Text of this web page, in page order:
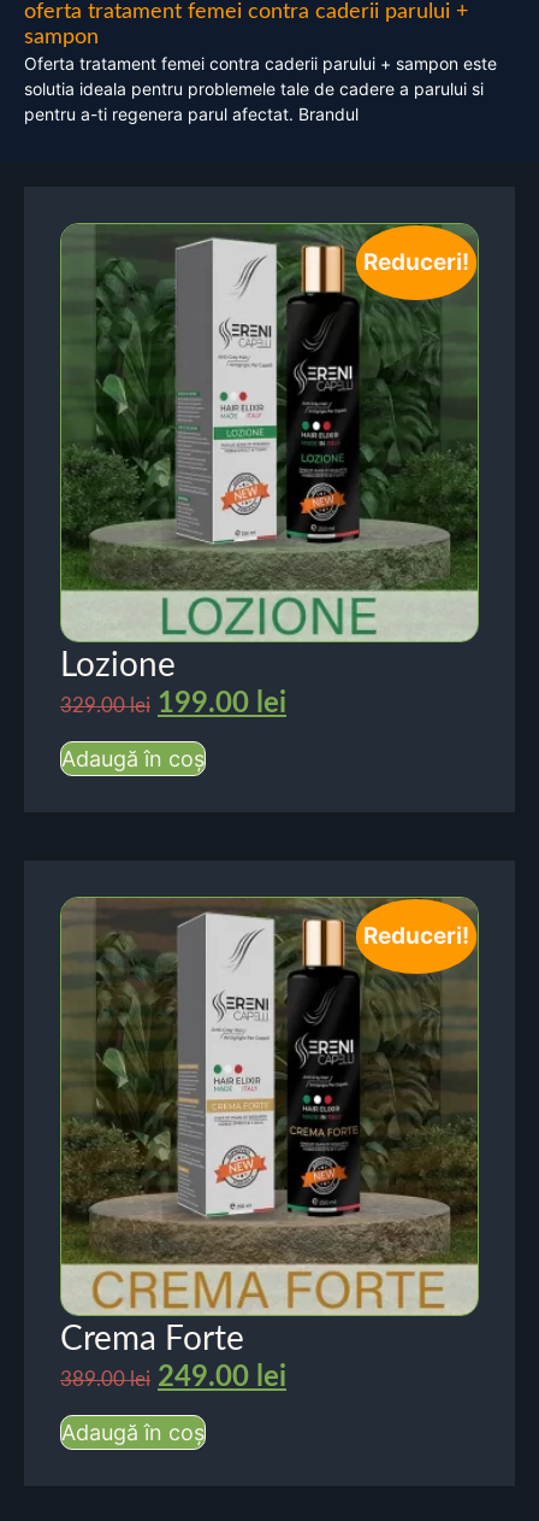
oferta tratament femei contra caderii parului +
sampon
Oferta tratament femei contra caderii parului + sampon este
solutia ideala pentru problemele tale de cadere a parului si
pentru a-ti regenera parul afectat. Brandul
Reduceri!
Lozione
329.00lei 199.00 lei
Adaugă în coș
Reduceri!
Crema Forte
389.00lei 249.00 lei
Adaugă în coș